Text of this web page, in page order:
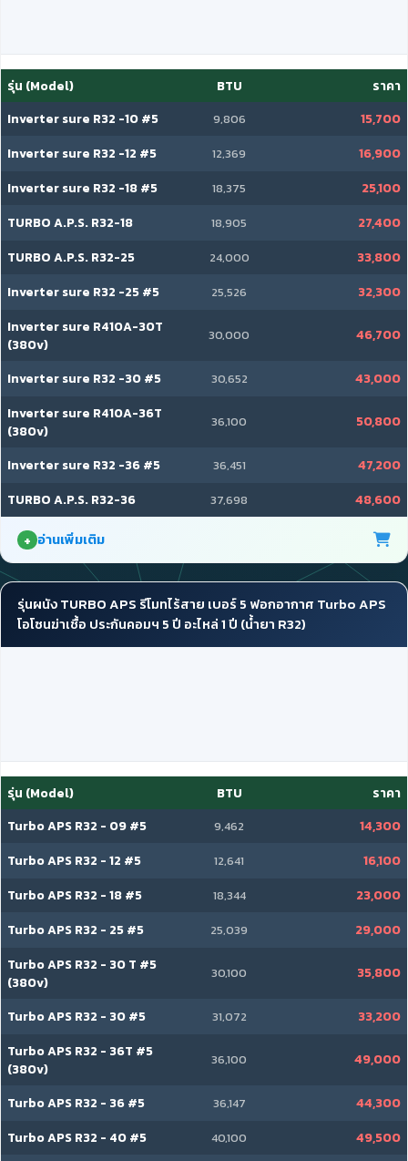
รุ่น (Model) BTU
ราคา
Inverter sure R32 -10 #5
9,806 15,700
Inverter sure R32 -12 #5 12,369 16,900
Inverter sure R32 -18 #5 18,375 25,100
TURBO A.P.S. R32-18 18,905 27,400
TURBO A.P.S. R32-25 24,000 33,800
Inverter sure R32 -25 #5 25,526 32,300
Inverter sure R410A-30T
(380v)
30,000 46,700
Inverter sure R32 -30 #5 30,652 43,000
Inverter sure R410A-36T
(380v)
36,100 50,800
Inverter sure R32 -36 #5 36,451 47,200
TURBO A.P.S. R32-36 37,698 48,600
อ่านเพิ่มเติม
รุ่นผนัง TURBO APS รีโมทไร้สาย เบอร์ 5 ฟอกอากาศ Turbo APS
โอโซนฆ่าเชื้อ ประกันคอมฯ 5 ปี อะไหล่ 1 ปี (น้ำยา R32)
รุ่น (Model) BTU
ราคา
Turbo APS R32 - 09 #5
9,462 14,300
Turbo APS R32 - 12 #5 12,641 16,100
Turbo APS R32 - 18 #5 18,344 23,000
Turbo APS R32 - 25 #5 25,039 29,000
Turbo APS R32 - 30 T #5
(380v)
30,100 35,800
Turbo APS R32 - 30 #5 31,072 33,200
Turbo APS R32 - 36T #5
(380v)
36,100 49,000
Turbo APS R32 - 36 #5 36,147 44,300
Turbo APS R32 - 40 #5 40,100 49,500